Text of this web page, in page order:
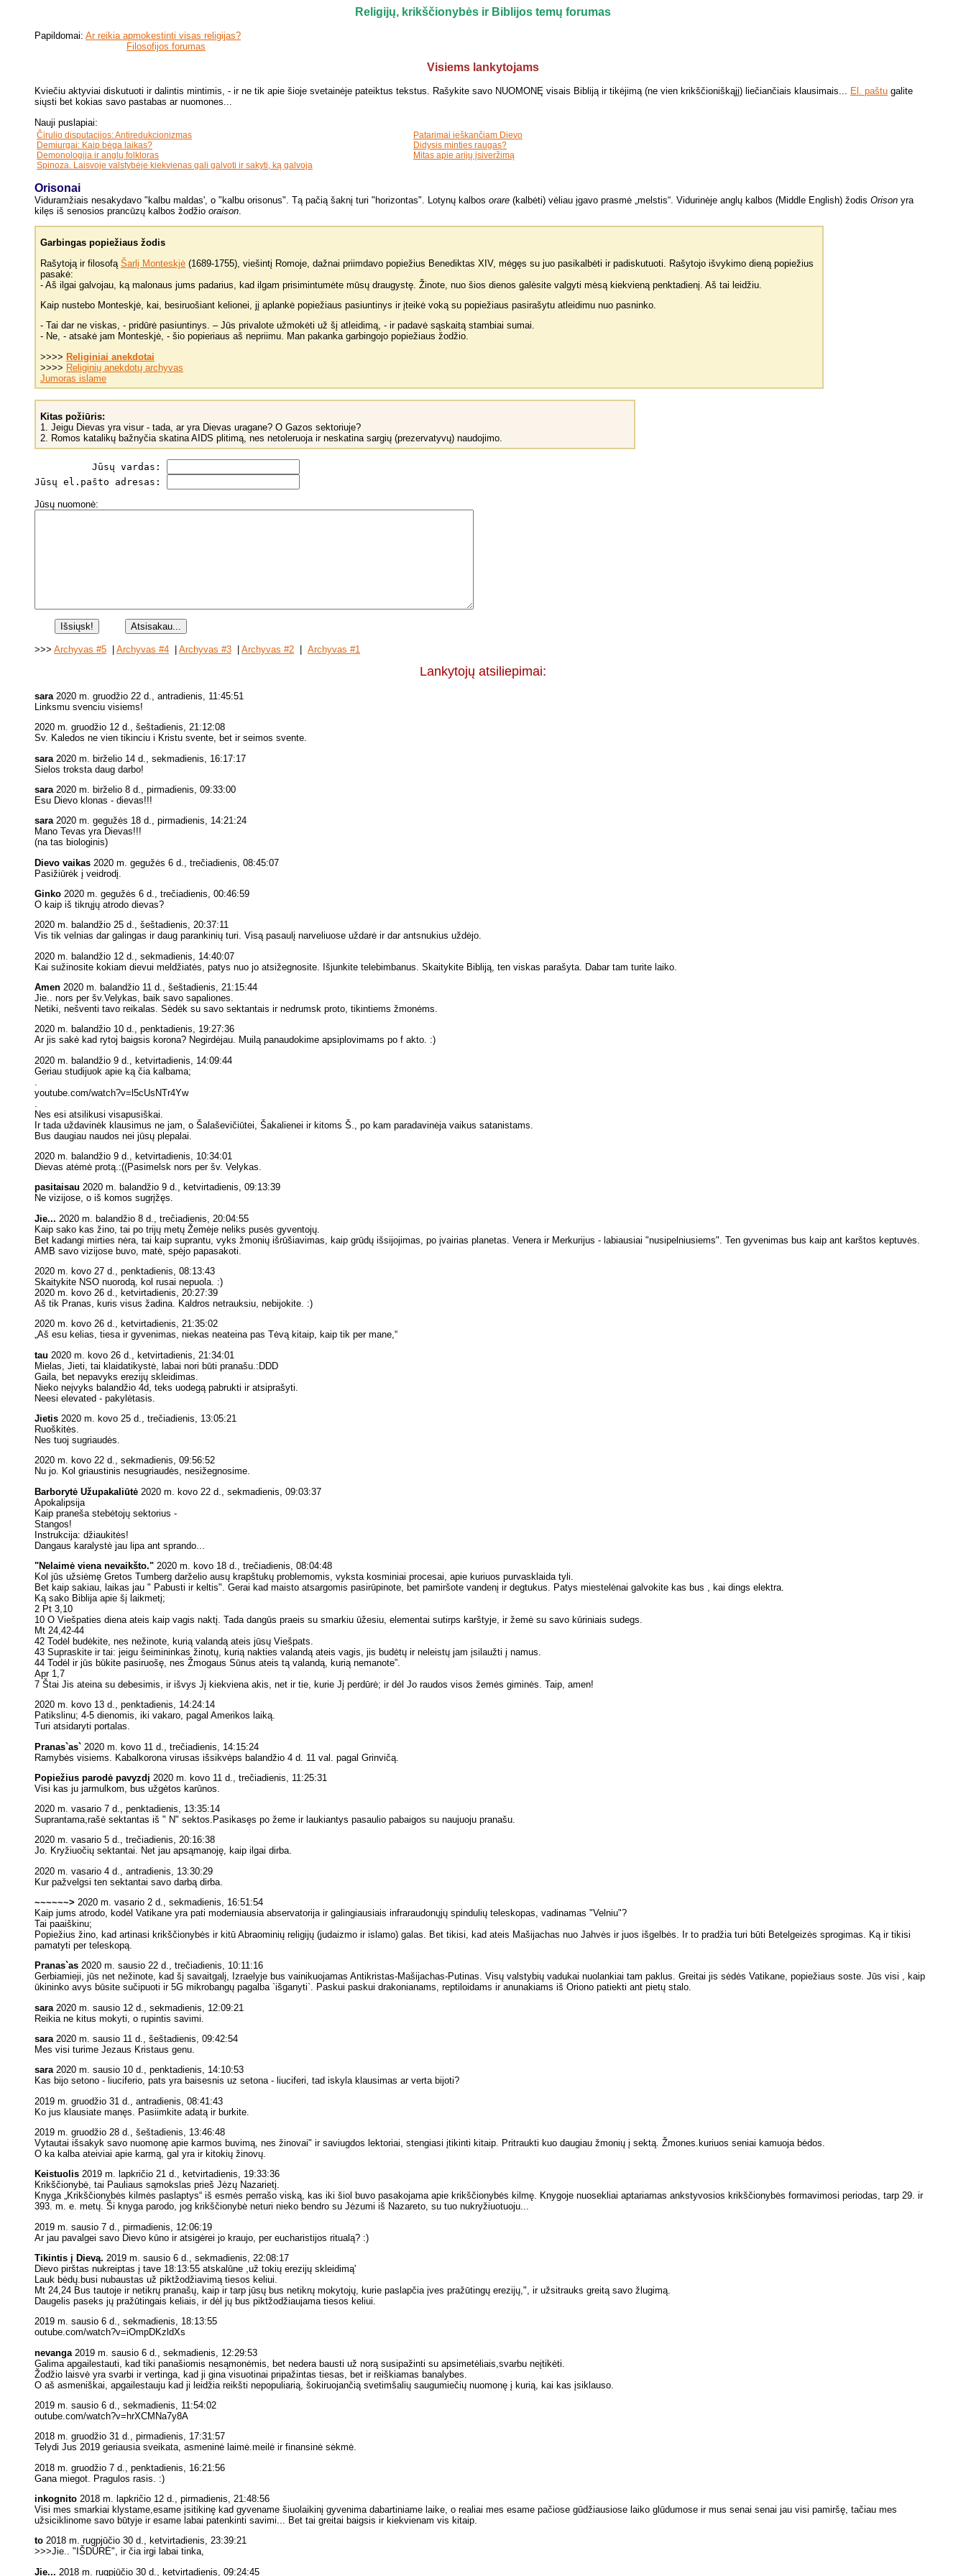
Religijų, krikščionybės ir Biblijos temų forumas
Papildomai: Ar reikia apmokestinti visas religijas?
Filosofijos forumas
Visiems lankytojams
Kviečiu aktyviai diskutuoti ir dalintis mintimis, - ir ne tik apie šioje svetainėje pateiktus tekstus. Rašykite savo NUOMONĘ visais Bibliją ir tikėjimą (ne vien krikščioniškąjį) liečiančiais klausimais... El. paštu galite
siųsti bet kokias savo pastabas ar nuomones...
Nauji puslapiai:
Čirulio disputacijos: Antiredukcionizmas
Demiurgai: Kaip bėga laikas?
Demonologija ir anglų folkloras
Spinoza. Laisvoje valstybėje kiekvienas gali galvoti ir sakyti, ką galvoja
Patarimai ieškančiam Dievo
Didysis minties raugas?
Mitas apie arijų įsiveržimą
Orisonai
Viduramžiais nesakydavo "kalbu maldas', o "kalbu orisonus". Tą pačią šaknį turi "horizontas". Lotynų kalbos orare (kalbėti) vėliau įgavo prasmė „melstis“. Vidurinėje anglų kalbos (Middle English) žodis Orison yra
kilęs iš senosios prancūzų kalbos žodžio oraison
Garbingas popiežiaus žodis
Rašytoją ir filosofą Šarlį Monteskjė (1689-1755), viešintį Romoje, dažnai priimdavo popiežius Benediktas XIV, mėgęs su juo pasikalbėti ir padiskutuoti. Rašytojo išvykimo dieną popiežius
pasakė:
- Aš ilgai galvojau, ką malonaus jums padarius, kad ilgam prisimintumėte mūsų draugystę. Žinote, nuo šios dienos galėsite valgyti mėsą kiekvieną penktadienį. Aš tai leidžiu.
Kaip nustebo Monteskjė, kai, besiruošiant kelionei, jį aplankė popiežiaus pasiuntinys ir įteikė voką su popiežiaus pasirašytu atleidimu nuo pasninko.
- Tai dar ne viskas, - pridūrė pasiuntinys. – Jūs privalote užmokėti už šį atleidimą, - ir padavė sąskaitą stambiai sumai.
- Ne, - atsakė jam Monteskjė, - šio popieriaus aš nepriimu. Man pakanka garbingojo popiežiaus žodžio.
>>>> Religiniai anekdotai
>>>> Religinių anekdotų archyvas
Jumoras islame
Kitas požiūris:
1. Jeigu Dievas yra visur - tada, ar yra Dievas uragane? O Gazos sektoriuje?
2. Romos katalikų bažnyčia skatina AIDS plitimą, nes netoleruoja ir neskatina sargių (prezervatyvų) naudojimo.
Jūsų vardas:
Jūsų el.pašto adresas:
Jūsų nuomonė:
>>> Archyvas #5 | Archyvas #4 | Archyvas #3 | Archyvas #2 | Archyvas #1
Lankytojų atsiliepimai:
sara 2020 m. gruodžio 22 d., antradienis, 11:45:51
Linksmu svenciu visiems!
2020 m. gruodžio 12 d., šeštadienis, 21:12:08
Sv. Kaledos ne vien tikinciu i Kristu svente, bet ir seimos svente.
sara 2020 m. birželio 14 d., sekmadienis, 16:17:17
Sielos troksta daug darbo!
sara 2020 m. birželio 8 d., pirmadienis, 09:33:00
Esu Dievo klonas - dievas!!!
sara2020 m. gegužės 18 d., pirmadienis, 14:21:24
Mano Tevas yra Dievas!!!
(na tas biologinis)
Dievo vaikas 2020 m. gegužės 6 d., trečiadienis, 08:45:07
Pasižiūrėk į veidrodį.
Ginko 2020 m. gegužės 6 d., trečiadienis, 00:46:59
O kaip iš tikrųjų atrodo dievas?
2020 m. balandžio 25 d., šeštadienis, 20:37:11
Vis tik velnias dar galingas ir daug parankinių turi. Visą pasaulį narveliuose uždarė ir dar antsnukius uždėjo.
2020 m. balandžio 12 d., sekmadienis, 14:40:07
Kai sužinosite kokiam dievui meldžiatės, patys nuo jo atsižegnosite. Išjunkite telebimbanus. Skaitykite Bibliją, ten viskas parašyta. Dabar tam turite laiko.
Amen 2020 m. balandžio 11 d., šeštadienis, 21:15:44
Jie.. nors per šv.Velykas, baik savo sapaliones.
Netiki, nešventi tavo reikalas. Sėdėk su savo sektantais ir nedrumsk proto, tikintiems žmonėms.
2020 m. balandžio 10 d., penktadienis, 19:27:36
Ar jis sakė kad rytoj baigsis korona? Negirdėjau. Muilą panaudokime apsiplovimams po f akto. :)
2020 m. balandžio 9 d., ketvirtadienis, 14:09:44
Geriau studijuok apie ką čia kalbama;
youtube.com/watch?v=l5cUsNTr4Yw
Nes esi atsilikusi visapusiškai.
Ir tada uždavinėk klausimus ne jam, o Šalaševičiūtei, Šakalienei ir kitoms Š., po kam paradavinėja vaikus satanistams.
Bus daugiau naudos nei jūsų plepalai.
2020 m. balandžio 9 d., ketvirtadienis, 10:34:01
Dievas atėmė protą.:((Pasimelsk nors per šv. Velykas.
pasitaisau 2020 m. balandžio 9 d., ketvirtadienis, 09:13:39
Ne vizijose, o iš komos sugrįžęs.
Jie... 2020 m. balandžio 8 d., trečiadienis, 20:04:55
Kaip sako kas žino, tai po trijų metų Žemėje neliks pusės gyventojų.
Bet kadangi mirties nėra, tai kaip suprantu, vyks žmonių išrūšiavimas, kaip grūdų išsijojimas, po įvairias planetas. Venera ir Merkurijus - labiausiai "nusipelniusiems". Ten gyvenimas bus kaip ant karštos keptuvės.
AMB savo vizijose buvo, matė, spėjo papasakoti.
2020 m. kovo 27 d., penktadienis, 08:13:43
Skaitykite NSO nuorodą, kol rusai nepuola. :)
2020 m. kovo 26 d., ketvirtadienis, 20:27:39
Aš tik Pranas, kuris visus žadina. Kaldros netrauksiu, nebijokite. :)
2020 m. kovo 26 d., ketvirtadienis, 21:35:02
„Aš esu kelias, tiesa ir gyvenimas, niekas neateina pas Tėvą kitaip, kaip tik per mane,“
tau 2020 m. kovo 26 d., ketvirtadienis, 21:34:01
Mielas, Jieti, tai klaidatikystė, labai nori būti pranašu.:DDD
Gaila, bet nepavyks erezijų skleidimas.
Nieko neįvyks balandžio 4d, teks uodegą pabrukti ir atsiprašyti.
Neesi elevated - pakylėtasis.
Jietis 2020 m. kovo 25 d., trečiadienis, 13:05:21
Ruoškitės.
Nes tuoj sugriaudės.
2020 m. kovo 22 d., sekmadienis, 09:56:52
Nu jo. Kol griaustinis nesugriaudės, nesižegnosime.
Barborytė Užupakaliūtė 2020 m. kovo 22 d., sekmadienis, 09:03:37
Apokalipsija
Kaip praneša stebėtojų sektorius -
Stangos!
Instrukcija: džiaukitės!
Dangaus karalystė jau lipa ant sprando...
"Nelaimė viena nevaikšto." 2020 m. kovo 18 d., trečiadienis, 08:04:48
Kol jūs užsiėmę Gretos Tumberg darželio ausų krapštukų problemomis, vyksta kosminiai procesai, apie kuriuos purvasklaida tyli.
Bet kaip sakiau, laikas jau " Pabusti ir keltis". Gerai kad maisto atsargomis pasirūpinote, bet pamiršote vandenį ir degtukus. Patys miestelėnai galvokite kas bus , kai dings elektra.
Ką sako Biblija apie šį laikmetį;
2 Pt 3,10
10 O Viešpaties diena ateis kaip vagis naktį. Tada dangūs praeis su smarkiu ūžesiu, elementai sutirps karštyje, ir žemė su savo kūriniais sudegs.
Mt 24,42-44
42 Todėl budėkite, nes nežinote, kurią valandą ateis jūsų Viešpats.
43 Supraskite ir tai: jeigu šeimininkas žinotų, kurią nakties valandą ateis vagis, jis budėtų ir neleistų jam įsilaužti į namus.
44 Todėl ir jūs būkite pasiruošę, nes Žmogaus Sūnus ateis tą valandą, kurią nemanote”.
Apr 1,7
7 Štai Jis ateina su debesimis, ir išvys Jį kiekviena akis, net ir tie, kurie Jį perdūrė; ir dėl Jo raudos visos žemės giminės. Taip, amen!
2020 m. kovo 13 d., penktadienis, 14:24:14
Patikslinu; 4-5 dienomis, iki vakaro, pagal Amerikos laiką.
Turi atsidaryti portalas.
Pranas`as` 2020 m. kovo 11 d., trečiadienis, 14:15:24
Ramybės visiems. Kabalkorona virusas išsikvėps balandžio 4 d. 11 val. pagal Grinvičą.
Popiežius parodė pavyzdį 2020 m. kovo 11 d., trečiadienis, 11:25:31
Visi kas ju jarmulkom, bus užgėtos karūnos.
2020 m. vasario 7 d., penktadienis, 13:35:14
Suprantama,rašė sektantas iš " N" sektos.Pasikasęs po žeme ir laukiantys pasaulio pabaigos su naujuoju pranašu.
2020 m. vasario 5 d., trečiadienis, 20:16:38
Jo. Kryžiuočių sektantai. Net jau apsąmanoję, kaip ilgai dirba.
2020 m. vasario 4 d., antradienis, 13:30:29
Kur pažvelgsi ten sektantai savo darbą dirba.
~~~~~~> 2020 m. vasario 2 d., sekmadienis, 16:51:54
Kaip jums atrodo, kodėl Vatikane yra pati moderniausia abservatorija ir galingiausiais infraraudonųjų spindulių teleskopas, vadinamas "Velniu"?
Tai paaiškinu;
Popiežius žino, kad artinasi krikščionybės ir kitū Abraominių religijų (judaizmo ir islamo) galas. Bet tikisi, kad ateis Mašijachas nuo Jahvės ir juos išgelbės. Ir to pradžia turi būti Betelgeizės sprogimas. Ką ir tikisi
pamatyti per teleskopą.
Pranas`as 2020 m. sausio 22 d., trečiadienis, 10:11:16
Gerbiamieji, jūs net nežinote, kad šį savaitgalį, Izraelyje bus vainikuojamas Antikristas-Mašijachas-Putinas. Visų valstybių vadukai nuolankiai tam paklus. Greitai jis sėdės Vatikane, popiežiaus soste. Jūs visi , kaip
ūkininko avys būsite sučipuoti ir 5G mikrobangų pagalba `išganyti`. Paskui paskui drakonianams, reptiloidams ir anunakiams iš Oriono patiekti ant pietų stalo.
sara 2020 m. sausio 12 d., sekmadienis, 12:09:21
Reikia ne kitus mokyti, o rupintis savimi.
sara2020 m. sausio 11 d., šeštadienis, 09:42:54
Mes visi turime Jezaus Kristaus genu.
sara2020 m. sausio 10 d., penktadienis, 14:10:53
Kas bijo setono - liuciferio, pats yra baisesnis uz setona - liuciferi, tad iskyla klausimas ar verta bijoti?
2019 m. gruodžio 31 d., antradienis, 08:41:43
Ko jus klausiate manęs. Pasiimkite adatą ir burkite.
2019 m. gruodžio 28 d., šeštadienis, 13:46:48
Vytautai išsakyk savo nuomonę apie karmos buvimą, nes žinovai" ir saviugdos lektoriai, stengiasi įtikinti kitaip. Pritraukti kuo daugiau žmonių į sektą. Žmones.kuriuos seniai kamuoja bėdos.
O ka kalba ateiviai apie karmą, gal yra ir kitokių žinovų.
Keistuolis 2019 m. lapkričio 21 d., ketvirtadienis, 19:33:36
Krikščionybė, tai Pauliaus sąmokslas prieš Jėzų Nazarietį.
Knyga „Krikščionybės kilmės paslaptys“ iš esmės perrašo viską, kas iki šiol buvo pasakojama apie krikščionybės kilmę. Knygoje nuosekliai aptariamas ankstyvosios krikščionybės formavimosi periodas, tarp 29. ir
393. m. e. metų. Ši knyga parodo, jog krikščionybė neturi nieko bendro su Jėzumi iš Nazareto, su tuo nukryžiuotuoju...
2019 m. sausio 7 d., pirmadienis, 12:06:19
Ar jau pavalgei savo Dievo kūno ir atsigėrei jo kraujo, per eucharistijos ritualą? :)
Tikintis į Dievą. 2019 m. sausio 6 d., sekmadienis, 22:08:17
Dievo pirštas nukreiptas į tave 18:13:55 atskalūne ,už tokių erezijų skleidimą'
Lauk bėdų.busi nubaustas už piktžodžiavimą tiesos keliui.
Mt 24,24 Bus tautoje ir netikrų pranašų, kaip ir tarp jūsų bus netikrų mokytojų, kurie paslapčia įves pražūtingų erezijų,", ir užsitrauks greitą savo žlugimą.
Daugelis paseks jų pražūtingais keliais, ir dėl jų bus piktžodžiaujama tiesos keliui.
2019 m. sausio 6 d., sekmadienis, 18:13:55
outube.com/watch?v=iOmpDKzldXs
nevanga 2019 m. sausio 6 d., sekmadienis, 12:29:53
Galima apgailestauti, kad tiki panašiomis nesąmonėmis, bet nedera bausti už norą susipažinti su apsimetėliais,svarbu neįtikėti.
Žodžio laisvė yra svarbi ir vertinga, kad ji gina visuotinai pripažintas tiesas, bet ir reiškiamas banalybes.
O aš asmeniškai, apgailestauju kad ji leidžia reikšti nepopuliarią, šokiruojančią svetimšalių saugumiečių nuomonę į kurią, kai kas įsiklauso.
2019 m. sausio 6 d., sekmadienis, 11:54:02
outube.com/watch?v=hrXCMNa7y8A
2018 m. gruodžio 31 d., pirmadienis, 17:31:57
Telydi Jus 2019 geriausia sveikata, asmeninė laimė.meilė ir finansinė sėkmė.
2018 m. gruodžio 7 d., penktadienis, 16:21:56
Gana miegot. Pragulos rasis. :)
inkognito 2018 m. lapkričio 12 d., pirmadienis, 21:48:56
Visi mes smarkiai klystame,esame įsitikinę kad gyvename šiuolaikinį gyvenima dabartiniame laike, o realiai mes esame pačiose gūdžiausiose laiko glūdumose ir mus senai senai jau visi pamiršę, tačiau mes
užsiciklinome savo būtyje ir esame labai patenkinti savimi... Bet tai greitai baigsis ir kiekvienam vis kitaip.
to 2018 m. rugpjūčio 30 d., ketvirtadienis, 23:39:21
>>>Jie.. "IŠDŪRĖ", ir čia irgi labai tinka,
Jie... 2018 m. rugpjūčio 30 d., ketvirtadienis, 09:24:45